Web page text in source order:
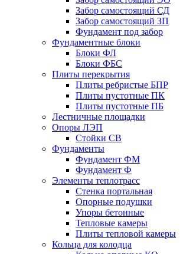
Забор самостоящий СД
Забор самостоящий ЗП
Фyндамент под забор
Фундаментные блоки
Блоки ФЛ
Блоки ФБС
Плиты перекрытия
Плиты ребристые БПР
Плиты пустотные ПК
Плиты пустотные ПБ
Лестничные площадки
Опоры ЛЭП
Стойки СВ
Фундаменты
Фyндамент ФМ
Фyндамент Ф
Элементы теплотрасс
Стенка портальная
Опорные подушки
Упоры бетонные
Тепловые камеры
Плиты тепловой камеры
Кольца для колодца